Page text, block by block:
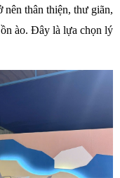
nên thân thiện, thư giãn,
ào. Đây là lựa chọn lý